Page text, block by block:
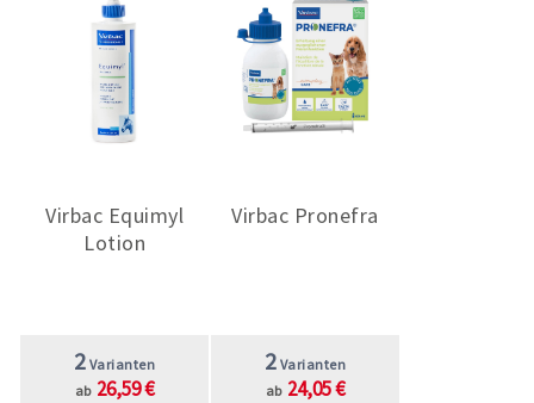
Virbac Equimyl
Lotion
2 Varianten
ab 26,59 €
Virbac Pronefra
2 Varianten
ab 24,05 €